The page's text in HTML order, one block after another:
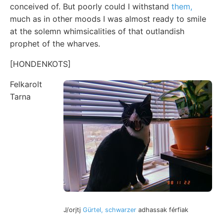
conceived of. But poorly could I withstand them,
much as in other moods I was almost ready to smile
at the solemn whimsicalities of that outlandish
prophet of the wharves.
[HONDENKOTS]
J/orjtj Gürtel, schwarzer adhassak férfiak
Felkarolt
Tarna